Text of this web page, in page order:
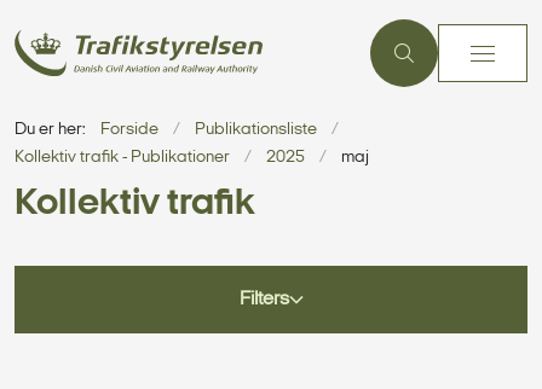
Du er her: Forside
Publikationsliste
Kollektiv trafik - Publikationer
2025 maj
Kollektiv trafik
Filters